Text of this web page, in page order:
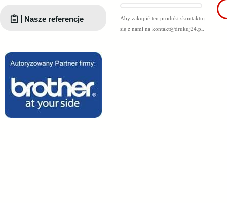
Aby zakupić ten produkt skontaktuj
się z nami na kontakt@drukuj24.pl
Nasze referencje